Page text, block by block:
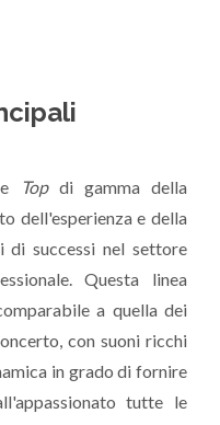
Top di gamma della
dell'esperienza e della
di successi nel settore
Questa linea
a quella dei
con suoni ricchi
in grado di fornire
tutte le